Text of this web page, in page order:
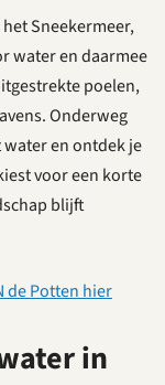
Sneekermeer,
water en daarmee
poelen,
Onderweg
en ontdek je
voor een korte
blijft
de Potten hier
in